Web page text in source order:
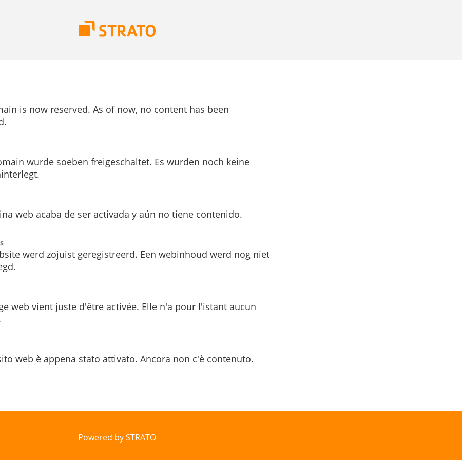
is now reserved. As of now, no content has been
wurde soeben freigeschaltet. Es wurden noch keine
web acaba de ser activada y aún no tiene contenido.
werd zojuist geregistreerd. Een webinhoud werd nog niet
web vient juste d'être activée. Elle n'a pour l'istant aucun
web è appena stato attivato. Ancora non c'è contenuto.
Powered by STRATO